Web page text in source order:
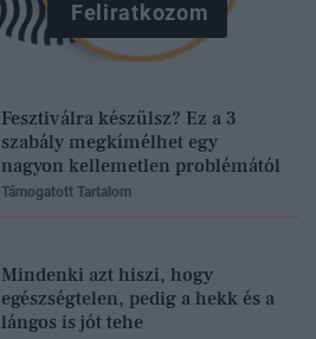
Feliratkozom
Fesztiválra készülsz? Ez a 3
szabály megkímélhet egy
nagyon kellemetlen problémától
Támogatott Tartalom
Mindenki azt hiszi, hogy
egészségtelen, pedig a hekk és a
lángos is jót tehe